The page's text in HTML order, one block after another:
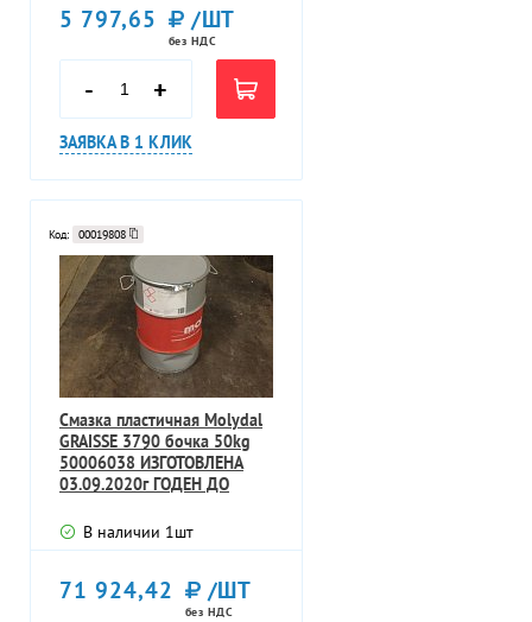
5 797,65 /ШТ
без НДС
- +
ЗАЯВКА В 1 КЛИК
Код: 00019808
Смазка пластичная Molydal
GRAISSE 3790 бочка 50kg
50006038 ИЗГОТОВЛЕНА
03.09.2020г ГОДЕН ДО
В наличии 1шт
71 924,42 /ШТ
без НДС